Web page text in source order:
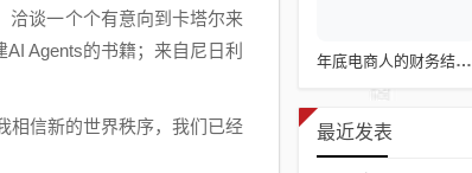
洽谈一个个有意向到卡塔尔来
Agents的书籍；来自尼日利
相信新的世界秩序，我们已经
年底电商人的财务结算，账目清算与回顾
最近发表